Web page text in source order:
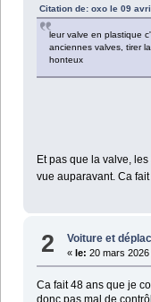
Citation de: oxo le 09
leur valve en plastique
anciennes valves, tirer
honteux
Et pas que la valve,
vue auparavant. Ca
2 Voiture et
« le: 20 mars
Ca fait 48 ans que je